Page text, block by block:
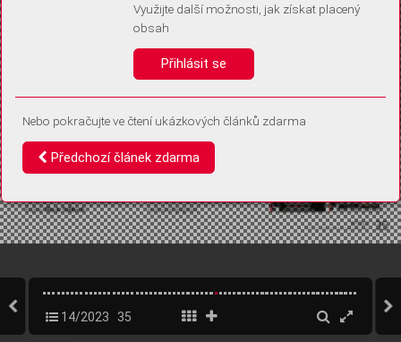
Vaše souhlasy a odmítnutí si ukládáme do vašeho zařízení, abychom se
vás už příště znovu neptali. Můžete je kdykoli později upravit ve Správě
14/2023 35
Využijte další možnosti, jak získat placený
obsah
Přihlásit se
Nebo pokračujte ve čtení ukázkových článků zdarma
Předchozí článek zdarma